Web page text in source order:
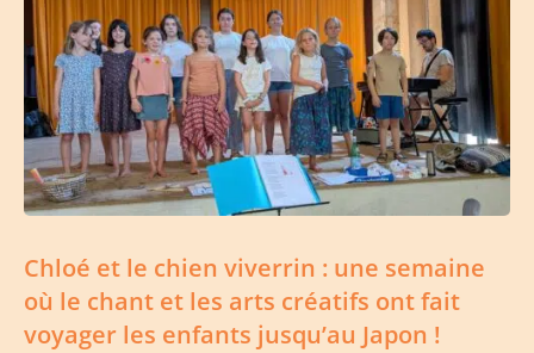
Chloé et le chien viverrin : une semaine
où le chant et les arts créatifs ont fait
voyager les enfants jusqu’au Japon !